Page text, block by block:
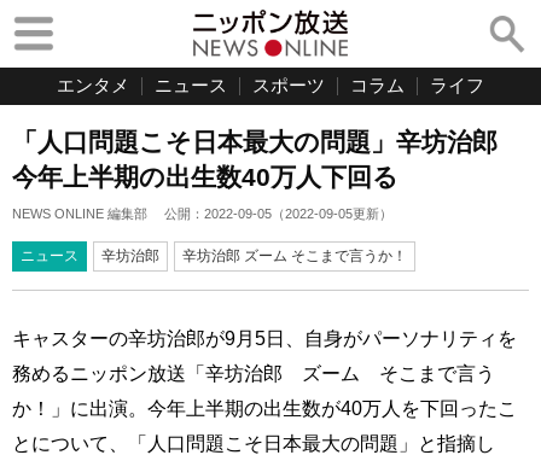
エンタメ ニュース スポーツ コラム ライフ
「人口問題こそ日本最大の問題」辛坊治郎
今年上半期の出生数40万人下回る
NEWS ONLINE 編集部 公開： 2022-09-05 （2022-09-05更新）
ニュース 辛坊治郎 辛坊治郎 ズーム そこまで言うか！
キャスターの辛坊治郎が9月5日、自身がパーソナリティを
務めるニッポン放送「辛坊治郎 ズーム そこまで言う
か！」に出演。今年上半期の出生数が40万人を下回ったこ
とについて、「人口問題こそ日本最大の問題」と指摘し